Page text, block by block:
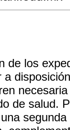
de los
a
de salud.